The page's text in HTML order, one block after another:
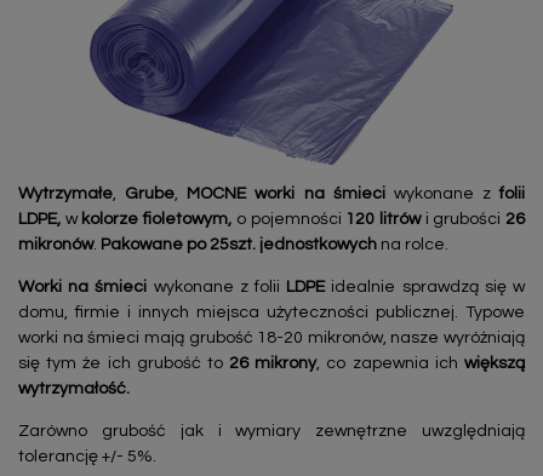
Wytrzymałe, Grube, MOCNE worki na śmieciwykonane zfolii
LDPE, wkolorze fioletowym, o pojemności 120 litrów i grubości 26
mikronów. Pakowane po 25szt. jednostkowych na rolce.
Worki na śmieci wykonane z folii LDPEidealnie sprawdzą się w
domu, firmie i innych miejsca użyteczności publicznej. Typowe
worki na śmieci mają grubość 18-20 mikronów, nasze wyróżniają
się tym że ich grubość to 26 mikrony, co zapewnia ichwiększą
wytrzymałość.
Zarówno grubość jak i wymiary zewnętrzne uwzględniają
tolerancję +/- 5%.